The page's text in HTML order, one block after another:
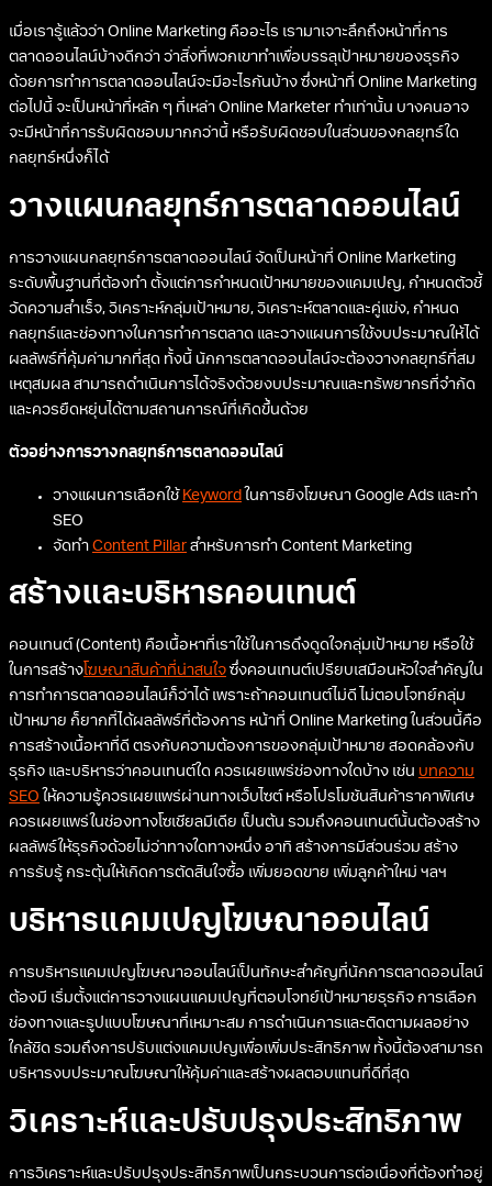
เมื่อเรารู้แล้วว่า Online Marketing คืออะไร เรามาเจาะลึกถึงหน้าที่การ
ตลาดออนไลน์บ้างดีกว่า ว่าสิ่งที่พวกเขาทำเพื่อบรรลุเป้าหมายของธุรกิจ
ด้วยการทำการตลาดออนไลน์จะมีอะไรกันบ้าง ซึ่งหน้าที่ Online Marketing
ต่อไปนี้ จะเป็นหน้าที่หลัก ๆ ที่เหล่า Online Marketer ทำเท่านั้น บางคนอาจ
จะมีหน้าที่การรับผิดชอบมากกว่านี้ หรือรับผิดชอบในส่วนของกลยุทธ์ใด
กลยุทธ์หนึ่งก็ได้
วางแผนกลยุทธ์การตลาดออนไลน์
การวางแผนกลยุทธ์การตลาดออนไลน์ จัดเป็นหน้าที่ Online Marketing
ระดับพื้นฐานที่ต้องทำ ตั้งแต่การกำหนดเป้าหมายของแคมเปญ, กำหนดตัวชี้
วัดความสำเร็จ, วิเคราะห์กลุ่มเป้าหมาย, วิเคราะห์ตลาดและคู่แข่ง, กำหนด
กลยุทธ์และช่องทางในการทำการตลาด และวางแผนการใช้งบประมาณให้ได้
ผลลัพธ์ที่คุ้มค่ามากที่สุด ทั้งนี้ นักการตลาดออนไลน์จะต้องวางกลยุทธ์ที่สม
เหตุสมผล สามารถดำเนินการได้จริงด้วยงบประมาณและทรัพยากรที่จำกัด
และควรยืดหยุ่นได้ตามสถานการณ์ที่เกิดขึ้นด้วย
ตัวอย่างการวางกลยุทธ์การตลาดออนไลน์
วางแผนการเลือกใช้ Keyword ในการยิงโฆษณา Google Ads และทำ
SEO
จัดทำ Content Pillar สำหรับการทำ Content Marketing
สร้างและบริหารคอนเทนต์
คอนเทนต์ (Content) คือเนื้อหาที่เราใช้ในการดึงดูดใจกลุ่มเป้าหมาย หรือใช้
ในการสร้างโฆษณาสินค้าที่น่าสนใจ ซึ่งคอนเทนต์เปรียบเสมือนหัวใจสำคัญใน
การทำการตลาดออนไลน์ก็ว่าได้ เพราะถ้าคอนเทนต์ไม่ดี ไม่ตอบโจทย์กลุ่ม
เป้าหมาย ก็ยากที่ได้ผลลัพธ์ที่ต้องการ หน้าที่ Online Marketing ในส่วนนี้คือ
การสร้างเนื้อหาที่ดี ตรงกับความต้องการของกลุ่มเป้าหมาย สอดคล้องกับ
ธุรกิจ และบริหารว่าคอนเทนต์ใด ควรเผยแพร่ช่องทางใดบ้าง เช่น บทความ
SEO ให้ความรู้ควรเผยแพร่ผ่านทางเว็บไซต์ หรือโปรโมชันสินค้าราคาพิเศษ
ควรเผยแพร่ในช่องทางโซเชียลมีเดีย เป็นต้น รวมถึงคอนเทนต์นั้นต้องสร้าง
ผลลัพธ์ให้ธุรกิจด้วยไม่ว่าทางใดทางหนึ่ง อาทิ สร้างการมีส่วนร่วม สร้าง
การรับรู้ กระตุ้นให้เกิดการตัดสินใจซื้อ เพิ่มยอดขาย เพิ่มลูกค้าใหม่ ฯลฯ
บริหารแคมเปญโฆษณาออนไลน์
การบริหารแคมเปญโฆษณาออนไลน์เป็นทักษะสำคัญที่นักการตลาดออนไลน์
ต้องมี เริ่มตั้งแต่การวางแผนแคมเปญที่ตอบโจทย์เป้าหมายธุรกิจ การเลือก
ช่องทางและรูปแบบโฆษณาที่เหมาะสม การดำเนินการและติดตามผลอย่าง
ใกล้ชิด รวมถึงการปรับแต่งแคมเปญเพื่อเพิ่มประสิทธิภาพ ทั้งนี้ต้องสามารถ
บริหารงบประมาณโฆษณาให้คุ้มค่าและสร้างผลตอบแทนที่ดีที่สุด
วิเคราะห์และปรับปรุงประสิทธิภาพ
การวิเคราะห์และปรับปรุงประสิทธิภาพเป็นกระบวนการต่อเนื่องที่ต้องทำอยู่